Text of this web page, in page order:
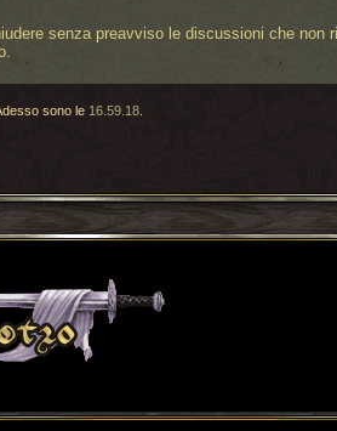
senza preavviso le discussioni che non
sono le 16.59.18.